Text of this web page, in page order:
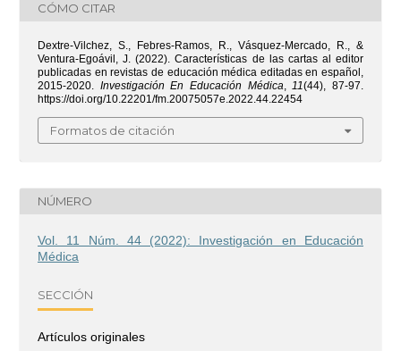
CÓMO CITAR
Dextre-Vilchez, S., Febres-Ramos, R., Vásquez-Mercado, R., &
Ventura-Egoávil, J. (2022). Características de las cartas al editor
publicadas en revistas de educación médica editadas en español,
2015-2020. Investigación En Educación Médica,11(44), 87-97.
https://doi.org/10.22201/fm.20075057e.2022.44.22454
Formatos de citación
NÚMERO
Vol. 11 Núm. 44 (2022): Investigación en Educación
Médica
SECCIÓN
Artículos originales